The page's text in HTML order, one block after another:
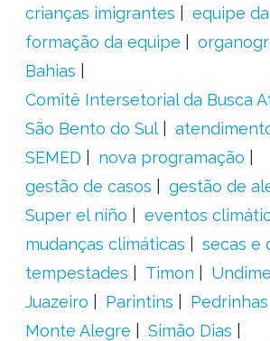
crianças imigrantes
equipe
formação da equipe
Bahias
Comitê Intersetorial da Busca
São Bento do Sul
SEMED
nova programação
gestão de casos
gestão de
Super el niño
eventos
mudanças climáticas
secas e
tempestades
Timon
Juazeiro
Parintins
Pedrinhas
Monte Alegre
Simão Dias